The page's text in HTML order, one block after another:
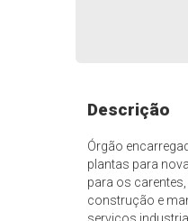
Descrição
Órgão
plantas para
para os
construção e